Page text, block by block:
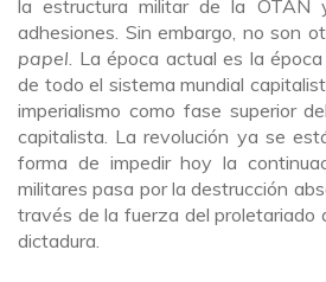
la estructura militar de la OTAN
adhesiones. Sin embargo, no son
papel. La época actual es la
de todo el sistema mundial
imperialismo como fase superior
capitalista. La revolución ya se
forma de impedir hoy la
militares pasa por la destrucción
través de la fuerza del proletariado
dictadura.